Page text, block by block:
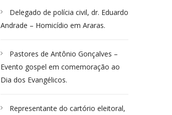
Delegado de polícia civil, dr. Eduardo
Andrade – Homicídio em Araras.
Pastores de Antônio Gonçalves –
Evento gospel em comemoração ao
Dia dos Evangélicos.
Representante do cartório eleitoral,